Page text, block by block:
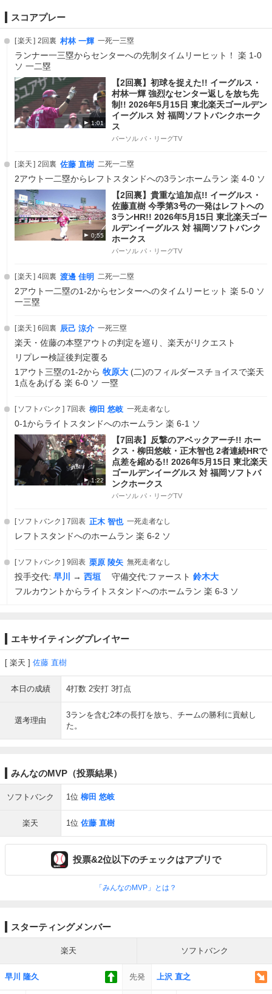
スコアプレー
楽天 2回裏 村林 一輝 一死一三塁
ランナー一三塁からセンターへの先制タイムリーヒット！ 楽 1-0
ソ 一二塁
1:01
【2回裏】初球を捉えた!! イーグルス・
村林一輝 強烈なセンター返しを放ち先
制!! 2026年5月15日 東北楽天ゴールデン
イーグルス 対 福岡ソフトバンクホーク
ス
パーソル パ・リーグTV
楽天 2回裏 佐藤 直樹 二死一二塁
2アウト一二塁からレフトスタンドへの3ランホームラン 楽 4-0 ソ
0:55
【2回裏】貴重な追加点!! イーグルス・
佐藤直樹 今季第3号の一発はレフトへの
3ランHR!! 2026年5月15日 東北楽天ゴー
ルデンイーグルス 対 福岡ソフトバンク
ホークス
パーソル パ・リーグTV
楽天 4回裏 渡邊 佳明 二死一二塁
2アウト一二塁の1-2からセンターへのタイムリーヒット 楽 5-0 ソ
一三塁
楽天 6回裏 辰己 涼介 一死三塁
楽天・佐藤の本塁アウトの判定を巡り、楽天がリクエスト
リプレー検証後判定覆る
1アウト三塁の1-2から 牧原大 (二)のフィルダースチョイスで楽天
1点をあげる 楽 6-0 ソ 一塁
ソフトバンク 7回表 柳田 悠岐 一死走者なし
0-1からライトスタンドへのホームラン 楽 6-1 ソ
1:22
【7回表】反撃のアベックアーチ!! ホー
クス・柳田悠岐・正木智也 2者連続HRで
点差を縮める!! 2026年5月15日 東北楽天
ゴールデンイーグルス 対 福岡ソフトバ
ンクホークス
パーソル パ・リーグTV
ソフトバンク 7回表 正木 智也 一死走者なし
レフトスタンドへのホームラン 楽 6-2 ソ
ソフトバンク 9回表 栗原 陵矢 無死走者なし
投手交代: 早川 → 西垣 守備交代:ファースト 鈴木大
フルカウントからライトスタンドへのホームラン 楽 6-3 ソ
エキサイティングプレイヤー
楽天 佐藤 直樹
本日の成績 4打数 2安打 3打点
選考理由
3ランを含む2本の長打を放ち、チームの勝利に貢献し
た。
みんなのMVP（投票結果）
ソフトバンク 1位 柳田 悠岐
楽天 1位 佐藤 直樹
投票&2位以下のチェックはアプリで
「みんなのMVP」とは？
スターティングメンバー
楽天 ソフトバンク
早川 隆久 先発 上沢 直之